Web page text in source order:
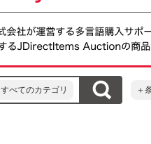
すべてのカテゴリ ＋